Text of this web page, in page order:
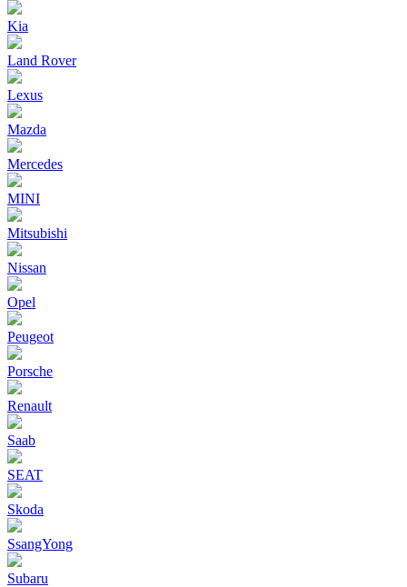
Kia
Land Rover
Lexus
Mazda
Mercedes
MINI
Mitsubishi
Nissan
Opel
Peugeot
Porsche
Renault
Saab
SEAT
Skoda
SsangYong
Subaru